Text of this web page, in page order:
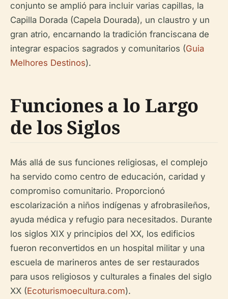
conjunto se amplió para incluir varias capillas, la
Capilla Dorada (Capela Dourada), un claustro y un
gran atrio, encarnando la tradición franciscana de
integrar espacios sagrados y comunitarios (Guia
Melhores Destinos).
Funciones a lo Largo
de los Siglos
Más allá de sus funciones religiosas, el complejo
ha servido como centro de educación, caridad y
compromiso comunitario. Proporcionó
escolarización a niños indígenas y afrobrasileños,
ayuda médica y refugio para necesitados. Durante
los siglos XIX y principios del XX, los edificios
fueron reconvertidos en un hospital militar y una
escuela de marineros antes de ser restaurados
para usos religiosos y culturales a finales del siglo
XX (Ecoturismoecultura.com).